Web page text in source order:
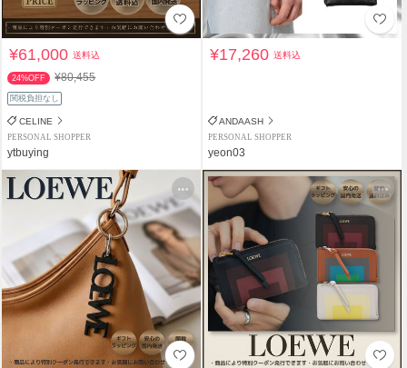
¥61,000送料込
24%OFF ¥80,455
関税負担なし
CELINE
PERSONAL SHOPPER
ytbuying
¥17,260送料込
ANDAASH
PERSONAL SHOPPER
yeon03